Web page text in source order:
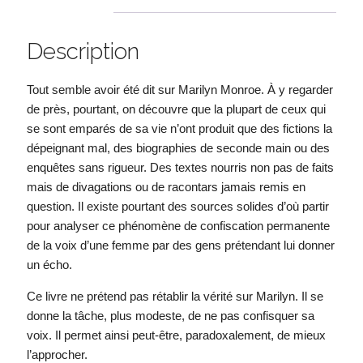
Description
Tout semble avoir été dit sur Marilyn Monroe. À y regarder
de près, pourtant, on découvre que la plupart de ceux qui
se sont emparés de sa vie n’ont produit que des fictions la
dépeignant mal, des biographies de seconde main ou des
enquêtes sans rigueur. Des textes nourris non pas de faits
mais de divagations ou de racontars jamais remis en
question. Il existe pourtant des sources solides d’où partir
pour analyser ce phénomène de confiscation permanente
de la voix d’une femme par des gens prétendant lui donner
un écho.
Ce livre ne prétend pas rétablir la vérité sur Marilyn. Il se
donne la tâche, plus modeste, de ne pas confisquer sa
voix. Il permet ainsi peut-être, paradoxalement, de mieux
l’approcher.